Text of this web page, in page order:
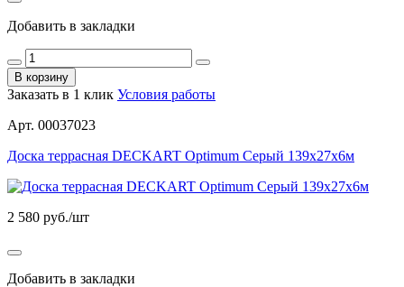
Добавить в закладки
В корзину
Заказать в 1 клик Условия работы
Арт. 00037023
Доска террасная DECKART Optimum Серый 139х27х6м
2 580 руб./шт
Добавить в закладки